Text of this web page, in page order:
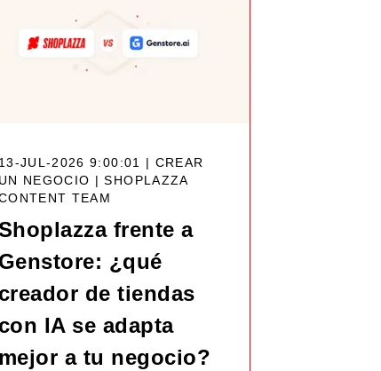
13-JUL-2026 9:00:01 | CREAR
UN NEGOCIO |SHOPLAZZA
TEAM
frente a
Genstore: ¿qué
creador de tiendas
con IA se adapta
mejor a tu negocio?